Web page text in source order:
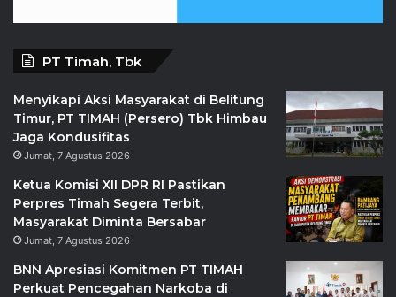
PT Timah, Tbk
Menyikapi Aksi Masyarakat di Belitung
Timur, PT TIMAH (Persero) Tbk Himbau
Jaga Kondusifitas
Jumat, 7 Agustus 2026
Ketua Komisi XII DPR RI Pastikan
Perpres Timah Segera Terbit,
Masyarakat Diminta Bersabar
Jumat, 7 Agustus 2026
BNN Apresiasi Komitmen PT TIMAH
Perkuat Pencegahan Narkoba di